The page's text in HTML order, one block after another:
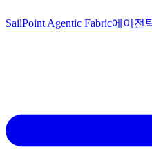
SailPoint Agentic Fabric에이전